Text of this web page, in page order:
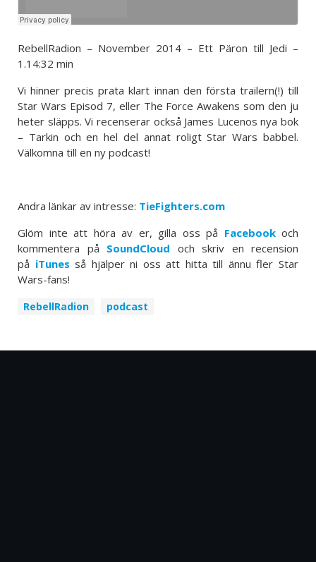
RebellRadion – November 2014 – Ett Päron till Jedi –
1.14:32 min
Vi hinner precis prata klart innan den första trailern(!) till
Star Wars Episod 7, eller The Force Awakens som den ju
heter släpps. Vi recenserar också James Lucenos nya bok
– Tarkin och en hel del annat roligt Star Wars babbel.
Välkomna till en ny podcast!
Andra länkar av intresse: TieFighters.com
Glöm inte att höra av er, gilla oss på Facebookoch
kommentera på SoundCloud och skriv en recension
på iTunes så hjälper ni oss att hitta till ännu fler Star
Wars-fans!
RebellRadion podcast